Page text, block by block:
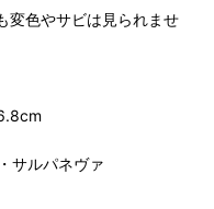
変色やサビは見られませ
サルパネヴァ